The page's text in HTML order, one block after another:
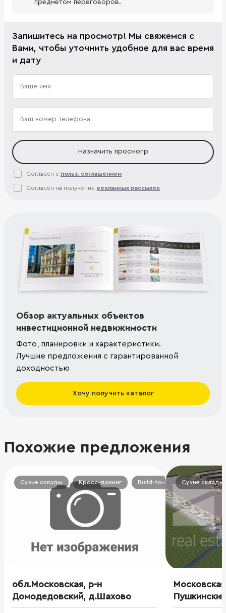
предметом переговоров.
Запишитесь на просмотр! Мы свяжемся с
Вами, чтобы уточнить удобное для вас время
и дату
Назначить просмотр
Согласен с польз. соглашением
Согласен на получение рекламных рассылок
Обзор актуальных объектов
инвестиционной недвижимости
Фото, планировки и характеристики.
Лучшие предложения с гарантированной
доходностью
Хочу получить каталог
Похожие предложения
Сухие склады Кросс-докинг Build-to-suit
обл.Московская, р-н
Домодедовский, д.Шахово
Сухие склады